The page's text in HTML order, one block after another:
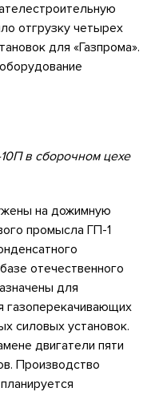
отгрузку четырех
для «Газпрома».
в сборочном цехе
на дожимную
промысла ГП-1
отечественного
для
газоперекачивающих
силовых установок.
двигатели пяти
Производство